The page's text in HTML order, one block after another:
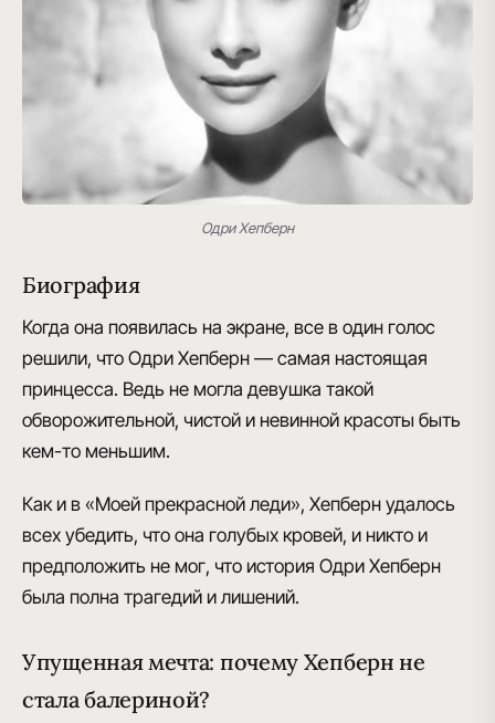
Одри Хепберн
Биография
Когда она появилась на экране, все в один голос
решили, что Одри Хепберн — самая настоящая
принцесса. Ведь не могла девушка такой
обворожительной, чистой и невинной красоты быть
кем-то меньшим.
Как и в «Моей прекрасной леди», Хепберн удалось
всех убедить, что она голубых кровей, и никто и
предположить не мог, что история Одри Хепберн
была полна трагедий и лишений.
Упущенная мечта: почему Хепберн не
стала балериной?